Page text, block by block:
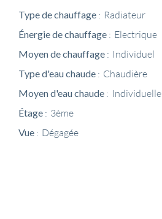
Type de chauffage Radiateur
Énergie de chauffage Electrique
Moyen de chauffage Individuel
Type d'eau chaude Chaudière
Moyen d'eau chaude Individuelle
Étage 3ème
Vue Dégagée